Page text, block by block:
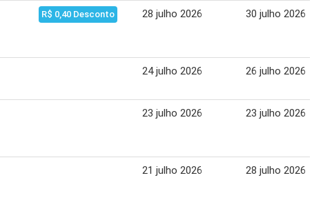
R$ 0,40 Desconto 28 julho 2026 30 julho 2026
24 julho 2026 26 julho 2026
23 julho 2026 23 julho 2026
21 julho 2026 28 julho 2026